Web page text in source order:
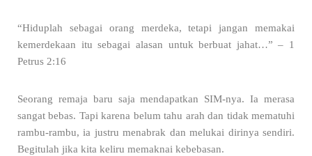
“Hiduplah sebagai orang merdeka, tetapi jangan memakai
kemerdekaan itu sebagai alasan untuk berbuat jahat…” – 1
Petrus 2:16
Seorang remaja baru saja mendapatkan SIM-nya. Ia merasa
sangat bebas. Tapi karena belum tahu arah dan tidak mematuhi
rambu-rambu, ia justru menabrak dan melukai dirinya sendiri.
Begitulah jika kita keliru memaknai kebebasan.